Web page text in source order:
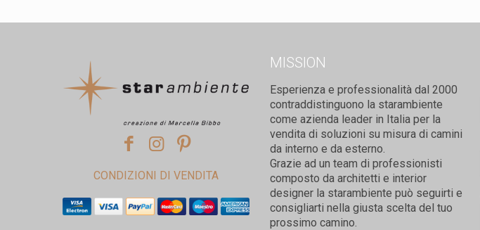
CONDIZIONI DI VENDITA
MISSION
Esperienza e professionalità dal 2000
contraddistinguono la starambiente
come azienda leader in Italia per la
vendita di soluzioni su misura di camini
da interno e da esterno.
Grazie ad un team di professionisti
composto da architetti e interior
designer la starambiente può seguirti e
consigliarti nella giusta scelta del tuo
prossimo camino.